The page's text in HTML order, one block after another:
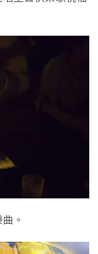
。